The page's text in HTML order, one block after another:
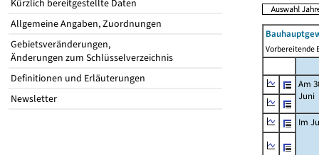
Kürzlich bereitgestellte Daten
Allgemeine Angaben, Zuordnungen
Gebietsveränderungen,
Änderungen zum Schlüsselverzeichnis
Definitionen und Erläuterungen
Newsletter
Vorbereitende
Am
Juni
Im